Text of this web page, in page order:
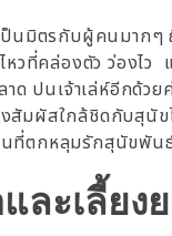
นมิตรกับผู้คนมากๆ
วที่คล่องตัว ว่องไ
ปนเจ้าเล่ห์อีกด้ว
งสัมผัสใกล้ชิดกับ
นที่ตกหลุมรักสุนัขพั
ะเลี้ยง